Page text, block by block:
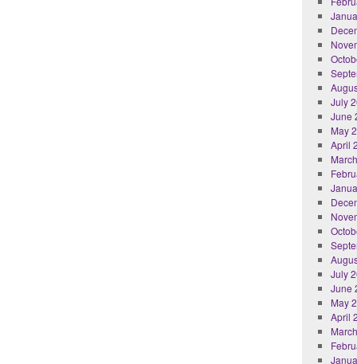
July
June
May
April
July
June
May
April